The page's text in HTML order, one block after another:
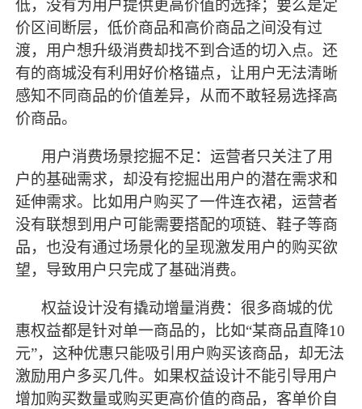
低，没有为用户提供更高价值的选择；要么是定
价区间断层，低价商品和高价商品之间没有过
渡，用户想升级消费却找不到合适的切入点。还
有的商城没有利用好价格锚点，让用户无法清晰
感知不同商品的价值差异，从而不敢轻易选择高
价商品。
用户消费场景挖掘不足：运营者只关注了用
户的基础需求，却没有挖掘出用户的潜在需求和
延伸需求。比如用户购买了一件连衣裙，运营者
没有联想到用户可能需要搭配的项链、鞋子等商
品，也没有通过场景化的呈现激发用户的购买欲
望，导致用户只完成了基础消费。
权益设计没有撬动增量消费：很多商城的优
惠权益都是针对单一商品的，比如“某商品直降10
元”，这种优惠只能吸引用户购买该商品，却无法
激励用户多买几件。如果权益设计不能引导用户
增加购买数量或购买更高价值的商品，客单价自